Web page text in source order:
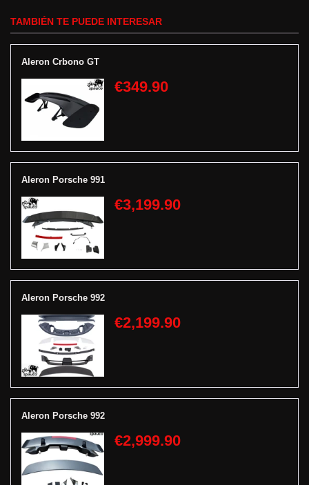
TAMBIÉN TE PUEDE INTERESAR
Aleron Crbono GT
€349.90
Aleron Porsche 991
€3,199.90
Aleron Porsche 992
€2,199.90
Aleron Porsche 992
€2,999.90